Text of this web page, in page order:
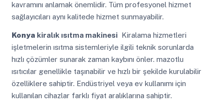
kavramını anlamak önemlidir. Tüm profesyonel hizmet
sağlayıcıları aynı kalitede hizmet sunmayabilir.
Konya kiralık ısıtma makinesiKiralama hizmetleri
işletmelerin ısıtma sistemleriyle ilgili teknik sorunlarda
hızlı çözümler sunarak zaman kaybını önler. mazotlu
ısıtıcılar genellikle taşınabilir ve hızlı bir şekilde kurulabilir
özelliklere sahiptir. Endüstriyel veya ev kullanımı için
kullanılan cihazlar farklı fiyat aralıklarına sahiptir.